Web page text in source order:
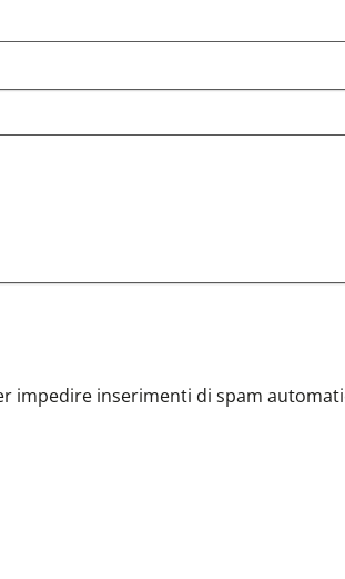
Questa domanda è un test per verificare che tu sia un visitatore umano e per impedire inserimenti di